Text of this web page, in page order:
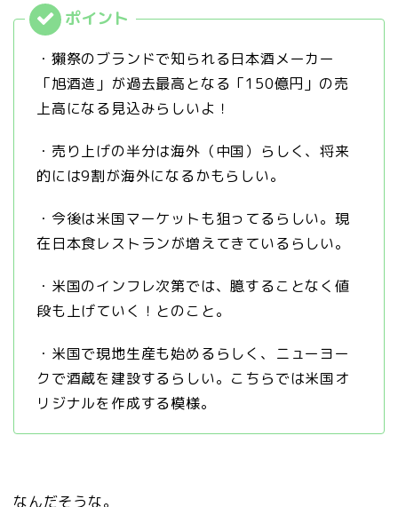
・獺祭のブランドで知られる日本酒メーカー
「旭酒造」が過去最高となる「150億円」の売
上高になる見込みらしいよ！
・売り上げの半分は海外（中国）らしく、将来
的には9割が海外になるかもらしい。
・今後は米国マーケットも狙ってるらしい。現
在日本食レストランが増えてきているらしい。
・米国のインフレ次第では、臆することなく値
段も上げていく！とのこと。
・米国で現地生産も始めるらしく、ニューヨー
クで酒蔵を建設するらしい。こちらでは米国オ
リジナルを作成する模様。
なんだそうな。